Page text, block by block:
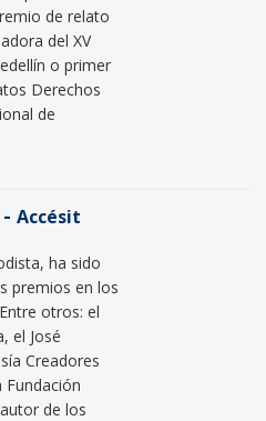
de relato
del XV
o primer
Derechos
de
Accésit
ha sido
premios en los
otros: el
el José
Creadores
Fundación
de los